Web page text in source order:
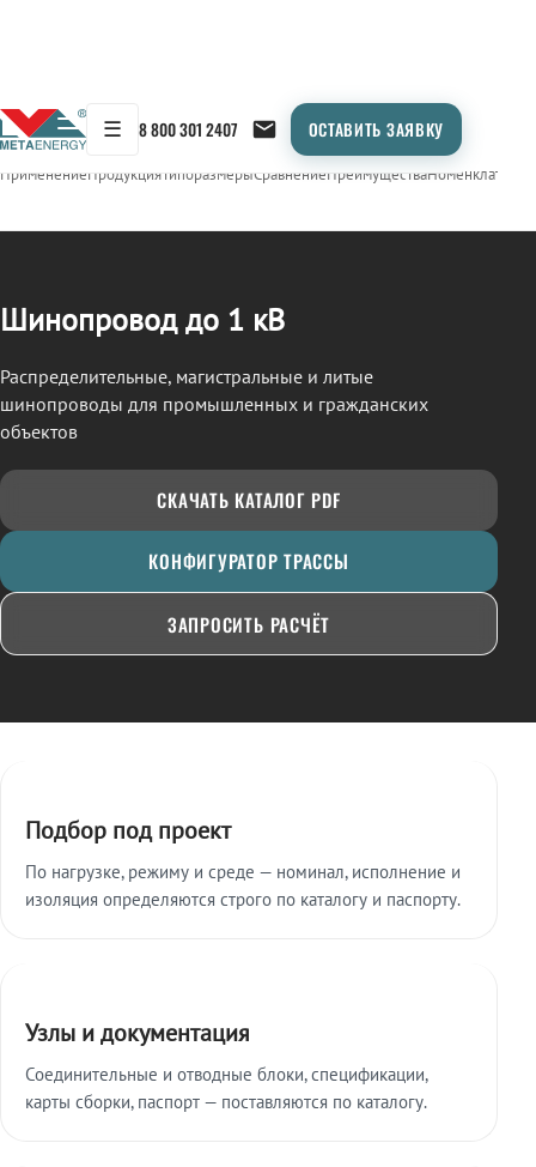
☰ 8 800 301 2407 ОСТАВИТЬ ЗАЯВКУ
← Продукция/ШИНОПРОВОД
ПрименениеПродукцияТипоразмерыСравнениеПреимуществаНоменклатура
Шинопровод до 1 кВ
Распределительные, магистральные и литые
шинопроводы для промышленных и гражданских
объектов
СКАЧАТЬ КАТАЛОГ PDF
КОНФИГУРАТОР ТРАССЫ
ЗАПРОСИТЬ РАСЧЁТ
Подбор под проект
По нагрузке, режиму и среде — номинал, исполнение и
изоляция определяются строго по каталогу и паспорту.
Узлы и документация
Соединительные и отводные блоки, спецификации,
карты сборки, паспорт — поставляются по каталогу.